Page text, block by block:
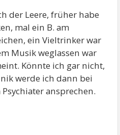
der Leere, früher habe
mal ein B. am
ein Vieltrinker war
Musik weglassen war
Könnte ich gar nicht,
werde ich dann bei
ansprechen.